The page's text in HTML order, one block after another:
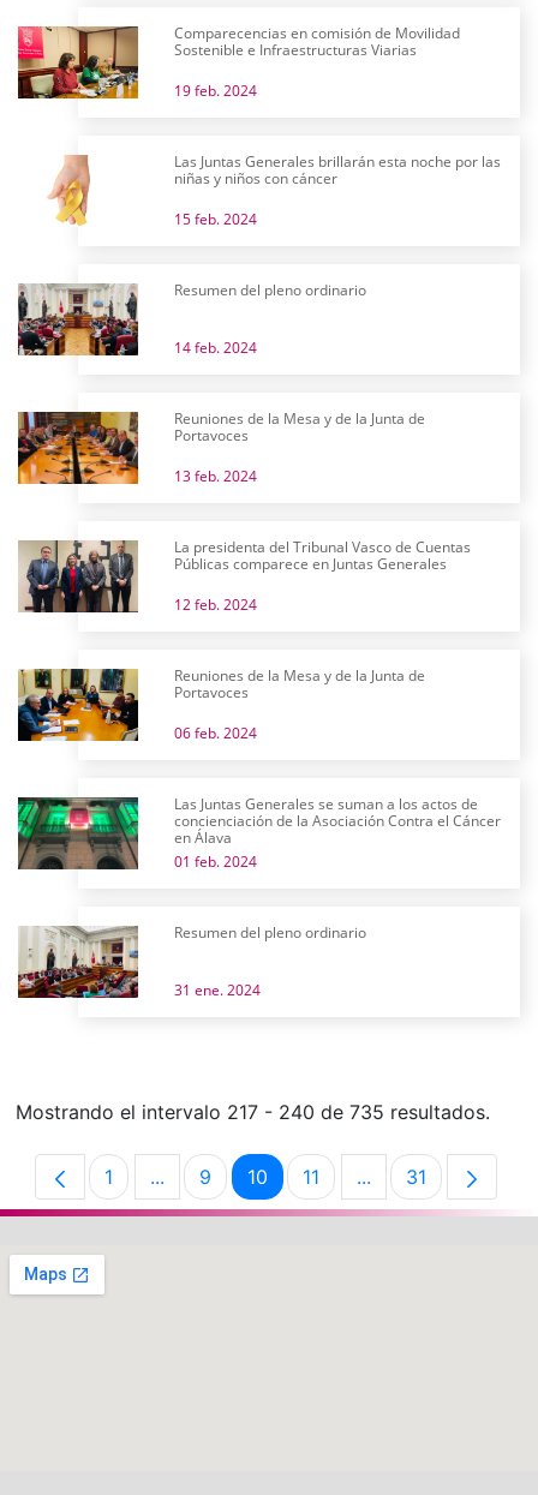
Comparecencias en comisión de Movilidad
Sostenible e Infraestructuras Viarias
19 feb. 2024
Las Juntas Generales brillarán esta noche por las
niñas y niños con cáncer
15 feb. 2024
Resumen del pleno ordinario
14 feb. 2024
Reuniones de la Mesa y de la Junta de
Portavoces
13 feb. 2024
La presidenta del Tribunal Vasco de Cuentas
Públicas comparece en Juntas Generales
12 feb. 2024
Reuniones de la Mesa y de la Junta de
Portavoces
06 feb. 2024
Las Juntas Generales se suman a los actos de
concienciación de la Asociación Contra el Cáncer
en Álava
01 feb. 2024
Resumen del pleno ordinario
31 ene. 2024
Mostrando el intervalo 217 - 240 de 735 resultados.
Página
1 ...Páginas intermedias Use TAB para
Página
9 Página
10 Página
11 ...PáginasPágina
31